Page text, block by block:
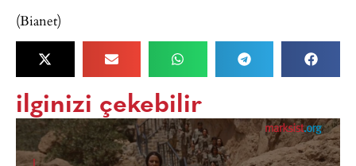
(Bianet)
ilginizi çekebilir